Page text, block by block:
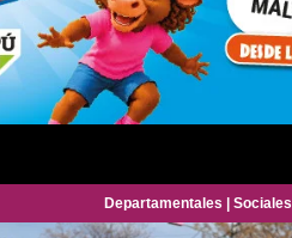
Departamentales |Sociales